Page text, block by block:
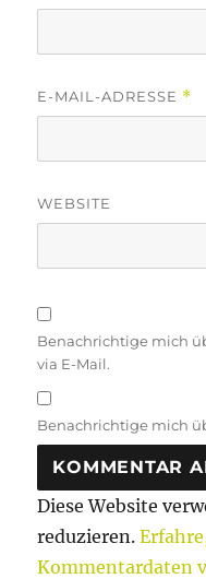
E-MAIL-ADRESSE *
WEBSITE
Benachrichtige mich
via E-Mail.
Benachrichtige mich
Diese Website
reduzieren.
Kommentardaten